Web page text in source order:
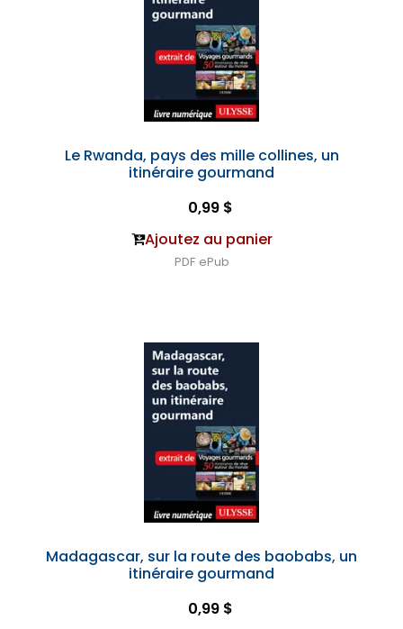
Le Rwanda, pays des mille collines, un
itinéraire gourmand
0,99 $
Ajoutez au panier
PDF ePub
Madagascar, sur la route des baobabs, un
itinéraire gourmand
0,99 $